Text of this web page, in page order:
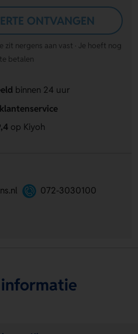
ONTVANGEN
zit nergens aan vast · Je hoeft nog
betalen
binnen 24 uur
op Kiyoh
072-3030100